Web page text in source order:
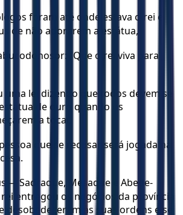
foram até onde estava o rei e
de não adorarem a estátua,
“Que o rei viva para
uma lei dizendo que todos devem se
de ouro quando os
a tocar,
que se recusar será jogada na
— Sadraque, Mesaque e Abede-
entregou os negócios da província
desobedeceram às suas ordens e se